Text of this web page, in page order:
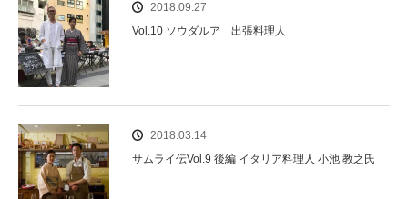
2018.09.27
Vol.10 ソウダルア 出張料理人
2018.03.14
サムライ伝Vol.9 後編 イタリア料理人 小池 教之氏